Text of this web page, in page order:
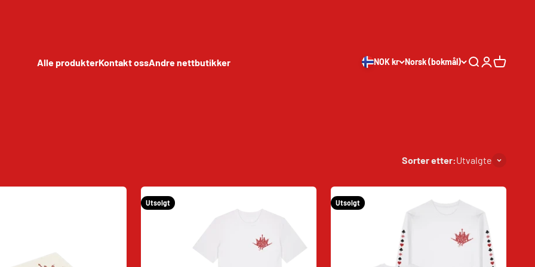
Alle produkterKontakt ossAndre nettbutikker NOK kr Norsk (bokmål) Søk Logg inn
Sorter etter:Utvalgte
Utsolgt Utsolgt